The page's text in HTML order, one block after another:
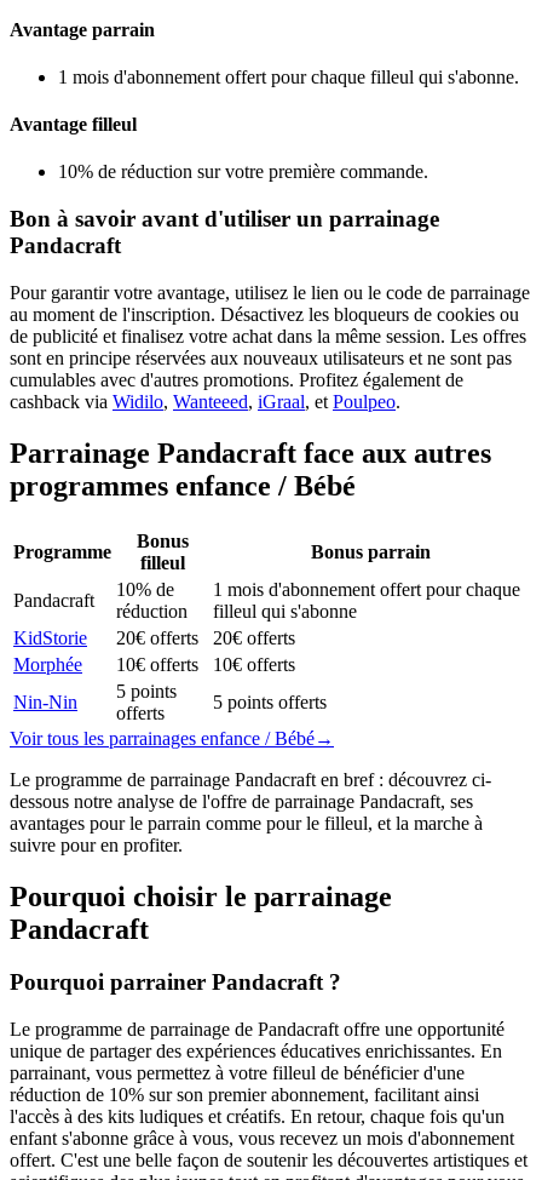
Avantage parrain
1 mois d'abonnement offert pour chaque filleul qui s'abonne.
Avantage filleul
10% de réduction sur votre première commande.
Bon à savoir avant d'utiliser un parrainage
Pandacraft
Pour garantir votre avantage, utilisez le lien ou le code de parrainage
au moment de l'inscription. Désactivez les bloqueurs de cookies ou
de publicité et finalisez votre achat dans la même session. Les offres
sont en principe réservées aux nouveaux utilisateurs et ne sont pas
cumulables avec d'autres promotions. Profitez également de
cashback via Widilo, Wanteeed, iGraal, et Poulpeo.
Parrainage Pandacraft face aux autres
programmes enfance / Bébé
Programme
Bonus
filleul
Bonus parrain
Pandacraft
10% de
réduction
1 mois d'abonnement offert pour chaque
filleul qui s'abonne
KidStorie
20€ offerts
20€ offerts
Morphée
10€ offerts
10€ offerts
Nin-Nin
5 points
offerts
5 points offerts
Voir tous les parrainages enfance / Bébé→
Le programme de parrainage Pandacraft en bref : découvrez ci-
dessous notre analyse de l'offre de parrainage Pandacraft, ses
avantages pour le parrain comme pour le filleul, et la marche à
suivre pour en profiter.
Pourquoi choisir le parrainage
Pandacraft
Pourquoi parrainer Pandacraft ?
Le programme de parrainage de Pandacraft offre une opportunité
unique de partager des expériences éducatives enrichissantes. En
parrainant, vous permettez à votre filleul de bénéficier d'une
réduction de 10% sur son premier abonnement, facilitant ainsi
l'accès à des kits ludiques et créatifs. En retour, chaque fois qu'un
enfant s'abonne grâce à vous, vous recevez un mois d'abonnement
offert. C'est une belle façon de soutenir les découvertes artistiques et